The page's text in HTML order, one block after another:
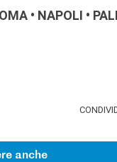
NAPOLI
anche